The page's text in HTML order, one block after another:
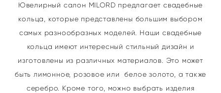
Ювелирный салон MILORD предлагает свадебные
кольца, которые представлены большим выбором
самых разнообразных моделей. Наши свадебные
кольца имеют интересный стильный дизайн и
изготовлены из различных материалов. Это может
быть лимонное, розовое или белое золото, а также
серебро. Кроме того, можно выбрать изделия